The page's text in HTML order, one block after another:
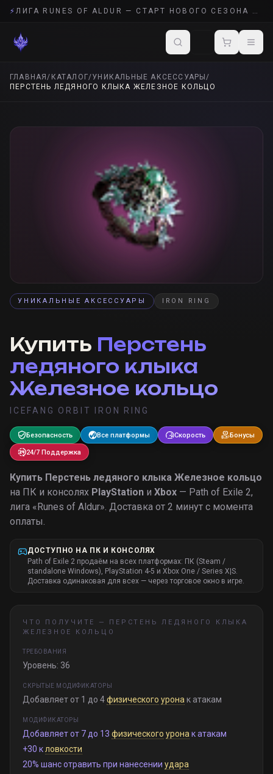
⚡ ЛИГА RUNES OF ALDUR — СТАРТ НОВОГО СЕЗОНА POE 2
ГЛАВНАЯ/ КАТАЛОГ/УНИКАЛЬНЫЕ АКСЕССУАРЫ/
ПЕРСТЕНЬ ЛЕДЯНОГО КЛЫКА ЖЕЛЕЗНОЕ КОЛЬЦО
УНИКАЛЬНЫЕ АКСЕССУАРЫ IRON RING
Купить Перстень
ледяного клыка
Железное кольцо
ICEFANG ORBIT IRON RING
Безопасность Все платформы Скорость Бонусы
24/7 Поддержка
Купить Перстень ледяного клыка Железное кольцо
на ПК и консолях PlayStation и Xbox — Path of Exile 2,
лига «Runes of Aldur». Доставка от 2 минут с момента
оплаты.
ДОСТУПНО НА ПК И КОНСОЛЯХ
Path of Exile 2 продаём на всех платформах: ПК (Steam /
standalone Windows), PlayStation 4-5 и Xbox One / Series X|S.
Доставка одинаковая для всех — через торговое окно в игре.
ЧТО ПОЛУЧИТЕ — ПЕРСТЕНЬ ЛЕДЯНОГО КЛЫКА
ЖЕЛЕЗНОЕ КОЛЬЦО
ТРЕБОВАНИЯ
Уровень: 36
СКРЫТЫЕ МОДИФИКАТОРЫ
Добавляет от 1 до 4физического урона к атакам
МОДИФИКАТОРЫ
Добавляет от 7 до 13 физического урона к атакам
+30 кловкости
20% шанс отравить при нанесении удара